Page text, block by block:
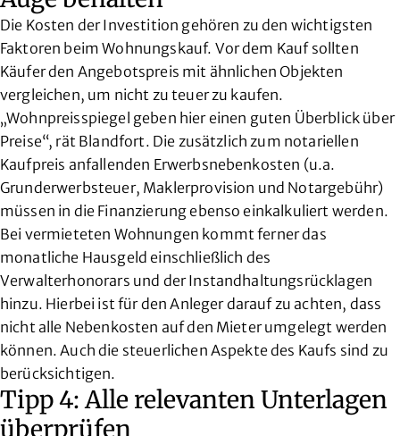
Die Kosten der Investition gehören zu den wichtigsten
Faktoren beim Wohnungskauf. Vor dem Kauf sollten
Käufer den Angebotspreis mit ähnlichen Objekten
vergleichen, um nicht zu teuer zu kaufen.
„Wohnpreisspiegel geben hier einen guten Überblick über
Preise“, rät Blandfort. Die zusätzlich zum notariellen
Kaufpreis anfallenden Erwerbsnebenkosten (u.a.
Grunderwerbsteuer, Maklerprovision und Notargebühr)
müssen in die Finanzierung ebenso einkalkuliert werden.
Bei vermieteten Wohnungen kommt ferner das
monatliche Hausgeld einschließlich des
Verwalterhonorars und der Instandhaltungsrücklagen
hinzu. Hierbei ist für den Anleger darauf zu achten, dass
nicht alle Nebenkosten auf den Mieter umgelegt werden
können. Auch die steuerlichen Aspekte des Kaufs sind zu
berücksichtigen.
Tipp 4: Alle relevanten Unterlagen
überprüfen